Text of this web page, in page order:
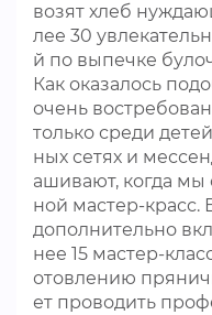
возят хлеб
лее 30
й по выпечке
Как оказалось
очень
только среди
ных сетях и
ашивают, когда
ной мастер-
дополнительно
нее 15 мастер-
отовлению
ет проводить